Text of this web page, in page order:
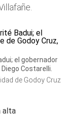
el gobernador
Costarelli.
de Godoy Cruz
alta